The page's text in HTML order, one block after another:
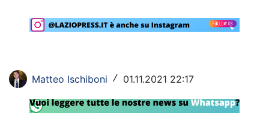
Lazio Women
Social
Calcio
Matteo Ischiboni / 01.11.2021 22:17